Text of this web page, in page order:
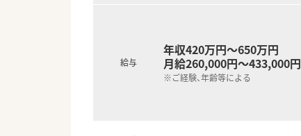
給与
年収420万円～650万円
月給260,000円～433,000円
※ご経験、年齢等による